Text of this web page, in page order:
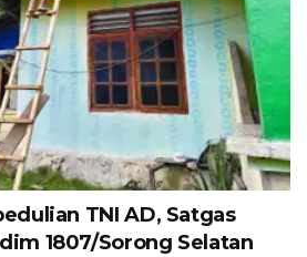
TNI AD, Satgas
1807/Sorong Selatan